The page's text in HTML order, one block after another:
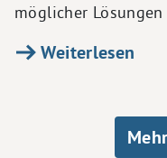
möglicher
Weiterlesen